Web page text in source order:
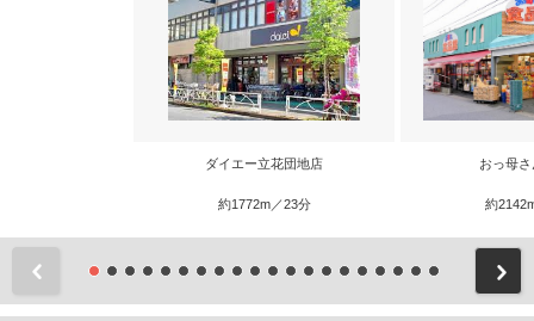
ダイエー立花団地店
約1772m／23分
おっ母
約